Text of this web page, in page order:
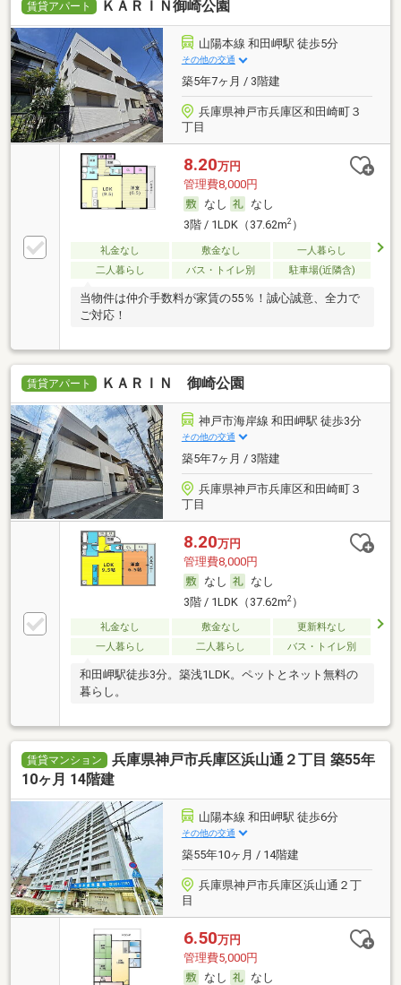
賃貸アパート ＫＡＲＩＮ御崎公園
山陽本線 和田岬駅 徒歩5分
その他の交通
築5年7ヶ月 / 3階建
兵庫県神戸市兵庫区和田崎町３
丁目
8.20万円
管理費8,000円
なし
なし
3階 / 1LDK（37.62m2）
礼金なし 敷金なし
一人暮らし
二人暮らし
バス・トイレ別 駐車場(近隣含)
当物件は仲介手数料が家賃の55％！誠心誠意、全力で
ご対応！
賃貸アパート ＫＡＲＩＮ 御崎公園
神戸市海岸線 和田岬駅 徒歩3分
その他の交通
築5年7ヶ月 / 3階建
兵庫県神戸市兵庫区和田崎町３
丁目
8.20万円
管理費8,000円
なし
なし
3階 / 1LDK（37.62m2）
礼金なし 敷金なし
更新料なし
一人暮らし
二人暮らし バス・トイレ別
和田岬駅徒歩3分。築浅1LDK。ペットとネット無料の
暮らし。
賃貸マンション
兵庫県神戸市兵庫区浜山通２丁目 築55年
10ヶ月 14階建
山陽本線 和田岬駅 徒歩6分
その他の交通
築55年10ヶ月 / 14階建
兵庫県神戸市兵庫区浜山通２丁
目
6.50万円
管理費5,000円
なし
なし